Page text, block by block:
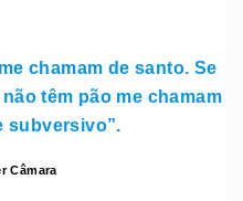
chamam de santo. Se
têm pão me chamam
subversivo”.
Câmara